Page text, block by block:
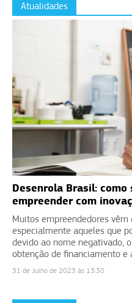
Atualidades
Desenrola Brasil:
empreender com
Muitos empreendedores
especialmente aqueles que
devido ao nome negativado,
obtenção de financiamento e
31 de Julho de 2023 às 13:30